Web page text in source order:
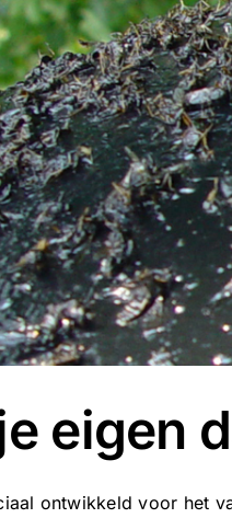
eigen
ontwikkeld voor het